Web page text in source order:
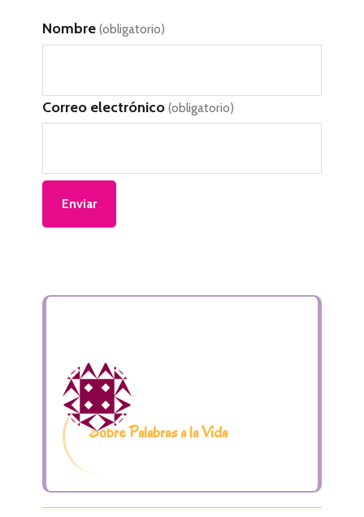
Nombre (obligatorio)
Correo electrónico (obligatorio)
Enviar
Sobre Palabras a la Vida